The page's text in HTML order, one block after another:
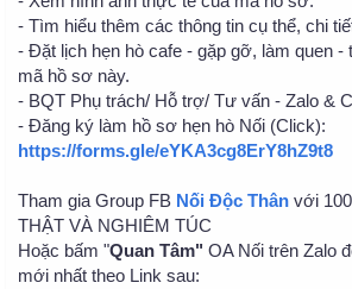
- Tìm hiểu thêm các thông tin cụ thể, chi
- Đặt lịch hẹn hò cafe - gặp gỡ, làm quen
mã hồ sơ này.
- BQT Phụ trách/ Hỗ trợ/ Tư vấn - Zalo &
- Đăng ký làm hồ sơ hẹn hò Nối (Click):
https://forms.gle/eYKA3cg8ErY8hZ9t8
Tham gia Group FB Nối Độc Thân với
THẬT VÀ NGHIÊM TÚC
Hoặc bấm "Quan Tâm" OA Nối trên Zalo
mới nhất theo Link sau: